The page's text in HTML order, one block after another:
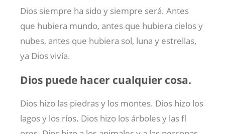
Dios siempre ha sido y siempre será. Antes
que hubiera mundo, antes que hubiera cielos y
nubes, antes que hubiera sol, luna y estrellas,
ya Dios vivía.
Dios puede hacer cualquier cosa.
Dios hizo las piedras y los montes. Dios hizo los
lagos y los ríos. Dios hizo los árboles y las fl